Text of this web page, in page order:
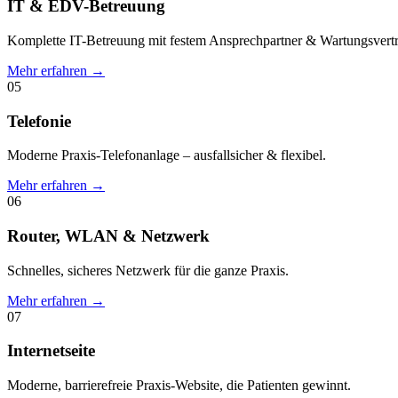
IT & EDV-Betreuung
Komplette IT-Betreuung mit festem Ansprechpartner &
Mehr erfahren →
05
Telefonie
Moderne Praxis-Telefonanlage – ausfallsicher & flexibel.
Mehr erfahren →
06
Router, WLAN & Netzwerk
Schnelles, sicheres Netzwerk für die ganze Praxis.
Mehr erfahren →
07
Internetseite
Moderne, barrierefreie Praxis-Website, die Patienten gewinnt.